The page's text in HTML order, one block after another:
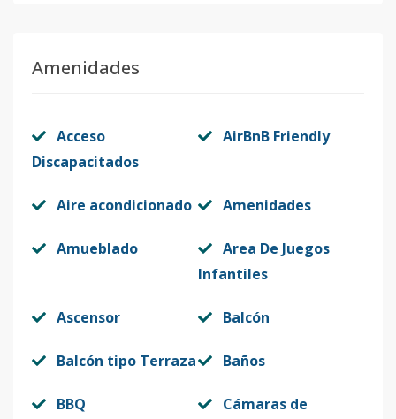
Amenidades
Acceso
Discapacitados
AirBnB Friendly
Aire acondicionado Amenidades
Amueblado
Area De Juegos
Infantiles
Ascensor Balcón
Balcón tipo Terraza Baños
BBQ
Cámaras de